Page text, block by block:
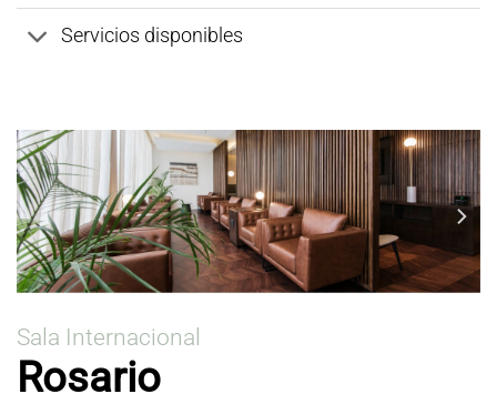
Servicios disponibles
Sala Internacional
Rosario